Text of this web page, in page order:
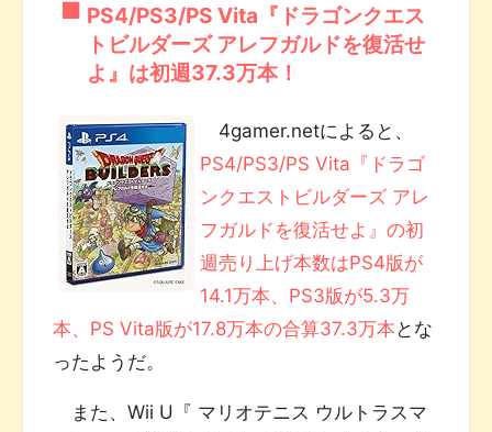
PS4/PS3/PS Vita『ドラゴンクエス
トビルダーズ アレフガルドを復活せ
よ』は初週37.3万本！
4gamer.netによると、
PS4/PS3/PS Vita『ドラゴ
ンクエストビルダーズ アレ
フガルドを復活せよ』の初
週売り上げ本数はPS4版が
14.1万本、PS3版が5.3万
本、PS Vita版が17.8万本の合算37.3万本 とな
ったようだ。
また、Wii U『 マリオテニス ウルトラスマ